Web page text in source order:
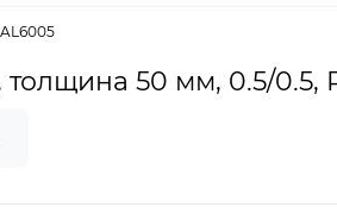
50 мм, 0.5/0.5,